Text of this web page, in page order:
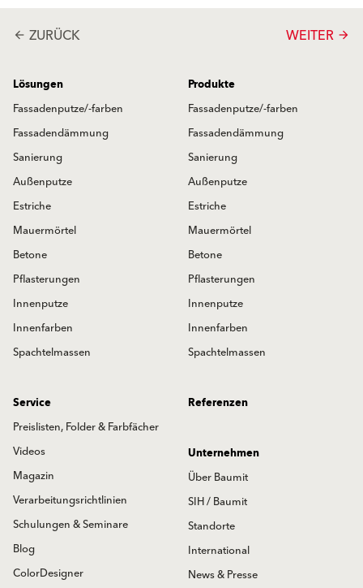
arrow_back ZURÜCK WEITER arrow_forward
Lösungen
Fassadenputze/-farben
Fassadendämmung
Sanierung
Außenputze
Estriche
Mauermörtel
Betone
Pflasterungen
Innenputze
Innenfarben
Spachtelmassen
Produkte
Fassadenputze/-farben
Fassadendämmung
Sanierung
Außenputze
Estriche
Mauermörtel
Betone
Pflasterungen
Innenputze
Innenfarben
Spachtelmassen
Service
Preislisten, Folder & Farbfächer
Videos
Magazin
Verarbeitungsrichtlinien
Schulungen & Seminare
Blog
ColorDesigner
Referenzen
Unternehmen
Über Baumit
SIH / Baumit
Standorte
International
News & Presse